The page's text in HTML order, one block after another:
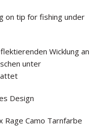
on tip for fishing under
Wicklung an
unter
Design
Rage Camo Tarnfarbe